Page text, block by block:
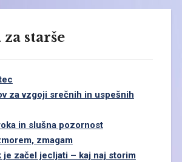
starše
za vzgoji srečnih in uspešnih
in slušna pozornost
zmagam
je začel jecljati – kaj naj storim